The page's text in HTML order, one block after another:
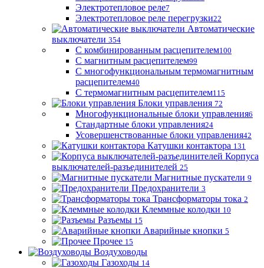
Электротепловое реле7
Электротепловое реле перегрузки22
Автоматические
выключатели 354
С комбинированным расцепителем100
С магнитным расцепителем99
С многофункциональным термомагнитным
расцепителем40
С термомагнитным расцепителем115
Блоки управления 72
Многофункциональные блоки управления6
Стандартные блоки управления24
Усовершенствованные блоки управления42
Катушки контактора 131
Корпуса
выключателей-разъединителей 25
Магнитные пускатели 9
Предохранители 3
Трансформаторы тока 2
Клеммные колодки 10
Разъемы 15
Аварийные кнопки 5
Прочее 15
Воздуховоды
Газоходы 14